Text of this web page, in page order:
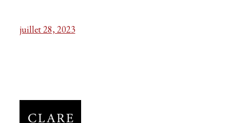
juillet 28, 2023